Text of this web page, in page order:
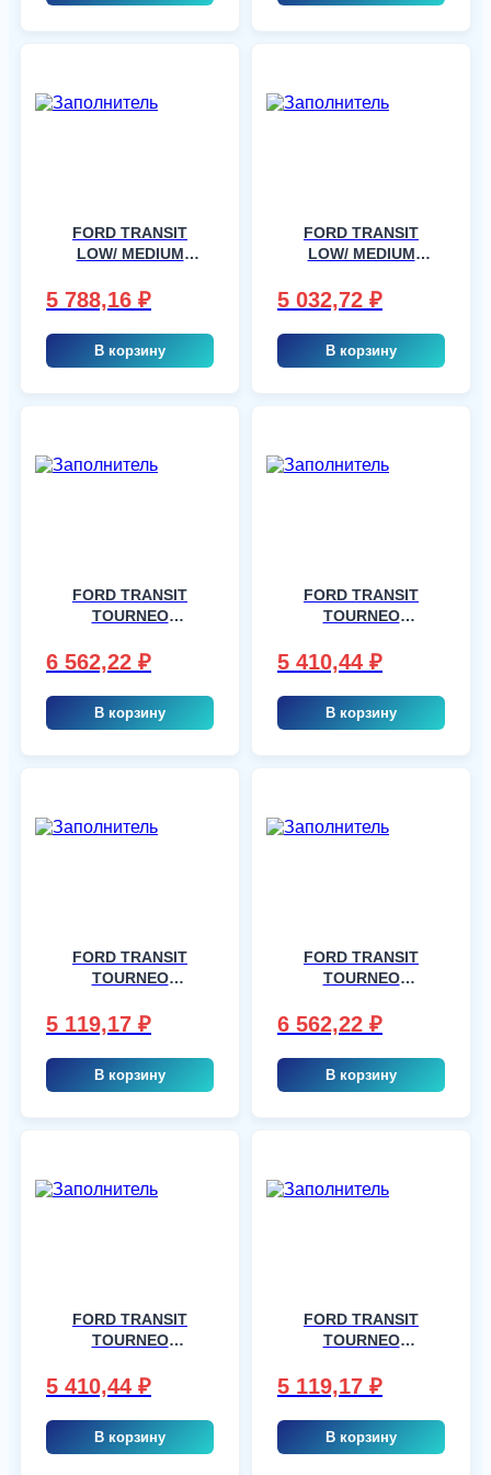
FORD TRANSIT
LOW/ MEDIUM
2VAN,3VAN,4VAN
(см. также 3773),
шт
5 788,16 ₽
В корзину
FORD TRANSIT
LOW/ MEDIUM
2VAN,3VAN,4VAN
(см. также 3773),
шт
5 032,72 ₽
В корзину
FORD TRANSIT
TOURNEO
2VAN,4VAN, шт
6 562,22 ₽
В корзину
FORD TRANSIT
TOURNEO
2VAN,4VAN, шт
5 410,44 ₽
В корзину
FORD TRANSIT
TOURNEO
2VAN,4VAN, шт
5 119,17 ₽
В корзину
FORD TRANSIT
TOURNEO
2VAN,4VAN, шт
6 562,22 ₽
В корзину
FORD TRANSIT
TOURNEO
2VAN,4VAN, шт
5 410,44 ₽
В корзину
FORD TRANSIT
TOURNEO
2VAN,4VAN, шт
5 119,17 ₽
В корзину